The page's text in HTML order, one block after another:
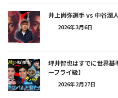
井上尚弥選手 vs 中谷潤
2026年3月6日
坪井智也はすでに世界
ーフライ級】
2026年2月27日